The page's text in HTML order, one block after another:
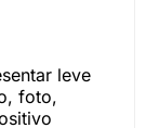
leve
foto,